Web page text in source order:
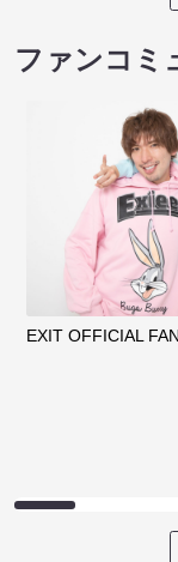
ファンコミ
EXIT OFFICIAL